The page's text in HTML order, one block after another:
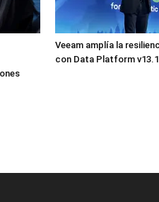
Veeam amplía la
con Data Platform v13.1